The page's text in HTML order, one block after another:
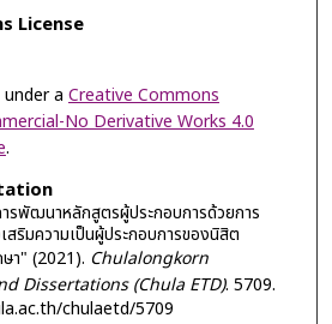
License
a Creative Commons
No Derivative Works 4.0
.
รพัฒนาหลักสูตรผู้ประกอบการด้วยการ
สริมความเป็นผู้ประกอบการของนิสิต
า" (2021). Chulalongkorn
Dissertations (Chula ETD). 5709.
chulaetd/5709